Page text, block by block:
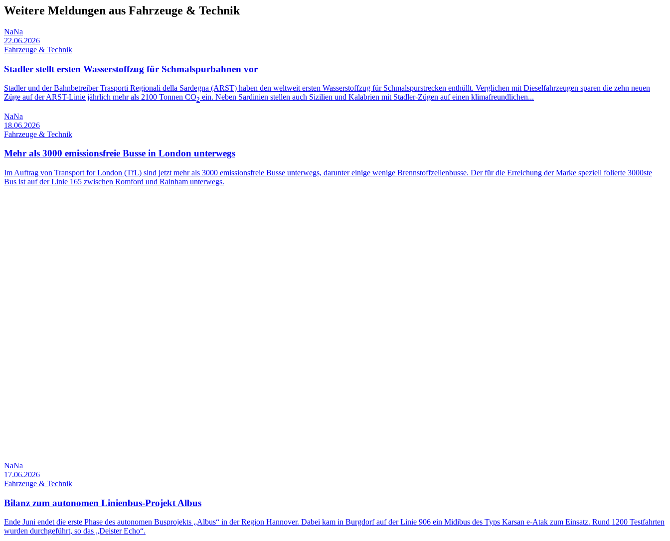
Weitere Meldungen aus Fahrzeuge & Technik
NaNa
22.06.2026
Fahrzeuge & Technik
Stadler stellt ersten Wasserstoffzug für Schmalspurbahnen vor
Stadler und der Bahnbetreiber Trasporti Regionali della Sardegna (ARST) haben den weltweit ersten Wasserstoffzug für Schmalspurstrecken enthüllt. Verglichen mit Dieselfahrzeugen sparen die zehn neuen
Züge auf der ARST-Linie jährlich mehr als 2100 Tonnen CO2 ein. Neben Sardinien stellen auch Sizilien und Kalabrien mit Stadler-Zügen auf einen klimafreundlichen...
NaNa
18.06.2026
Fahrzeuge & Technik
Mehr als 3000 emissionsfreie Busse in London unterwegs
Im Auftrag von Transport for London (TfL) sind jetzt mehr als 3000 emissionsfreie Busse unterwegs, darunter einige wenige Brennstoffzellenbusse. Der für die Erreichung der Marke speziell folierte 3000ste
Bus ist auf der Linie 165 zwischen Romford und Rainham unterwegs.
NaNa
17.06.2026
Fahrzeuge & Technik
Bilanz zum autonomen Linienbus-Projekt Albus
Ende Juni endet die erste Phase des autonomen Busprojekts „Albus“ in der Region Hannover. Dabei kam in Burgdorf auf der Linie 906 ein Midibus des Typs Karsan e-Atak zum Einsatz. Rund 1200 Testfahrten
wurden durchgeführt, so das „Deister Echo“.